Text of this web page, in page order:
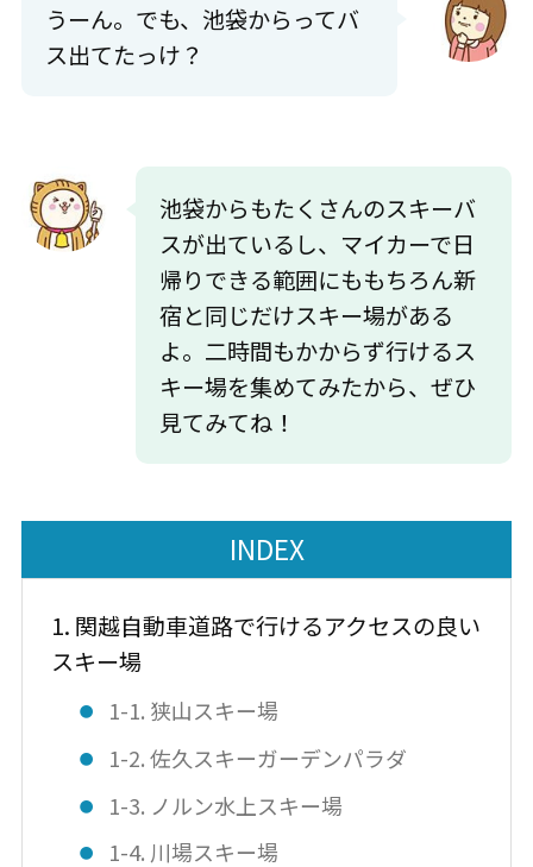
うーん。でも、池袋からってバ
ス出てたっけ？
池袋からもたくさんのスキーバ
スが出ているし、マイカーで日
帰りできる範囲にももちろん新
宿と同じだけスキー場がある
よ。二時間もかからず行けるス
キー場を集めてみたから、ぜひ
見てみてね！
INDEX
1. 関越自動車道路で行けるアクセスの良い
スキー場
1-1. 狭山スキー場
1-2. 佐久スキーガーデンパラダ
1-3. ノルン水上スキー場
1-4. 川場スキー場